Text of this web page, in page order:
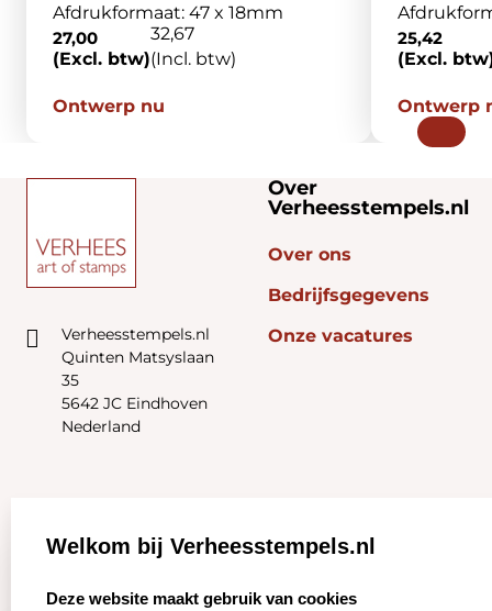
Afdrukformaat: 47 x 18mm
27,00
(Excl. btw)
32,67
(Incl. btw)
Ontwerp nu
25,42
(Excl.
Ontwerp
Verheesstempels.nl
Quinten Matsyslaan
35
5642 JC Eindhoven
Nederland
Over
Verheesstempels.nl
Over ons
Bedrijfsgegevens
Onze vacatures
Zakelijk: Klantenservice:
Welkom bij Verheesstempels.nl
Deze website maakt gebruik van cookies